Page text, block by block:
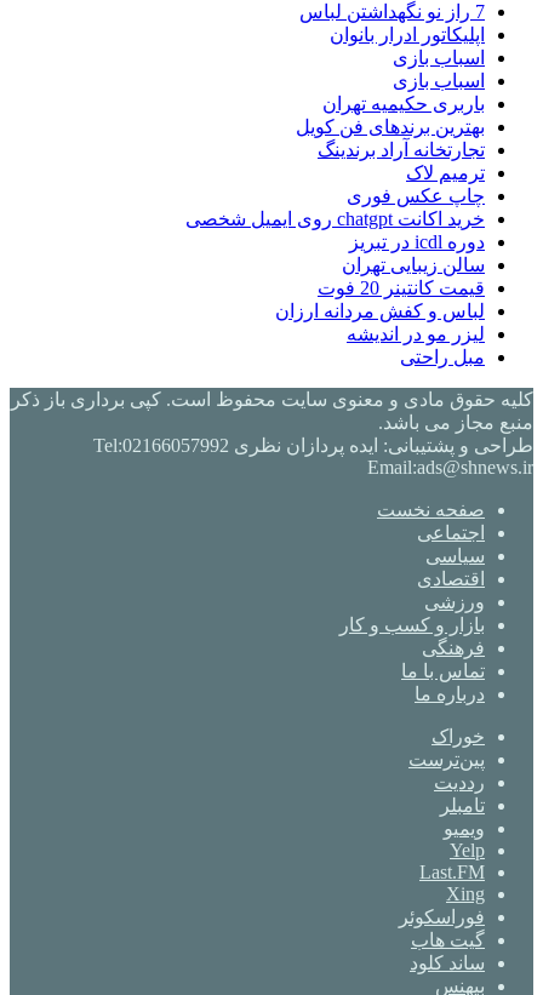
7 راز نو نگهداشتن لباس
اپلیکاتور ادرار بانوان
اسباب بازی
اسباب بازی
باربری حکیمیه تهران
بهترین برندهای فن کویل
تجارتخانه آراد برندینگ
ترمیم لاک
چاپ عکس فوری
خرید اکانت chatgpt روی ایمیل شخصی
دوره icdl در تبریز
سالن زیبایی تهران
قیمت کانتینر 20 فوت
لباس و کفش مردانه ارزان
لیزر مو در اندیشه
مبل راحتی
کلیه حقوق مادی و معنوی سایت محفوظ است. کپی برداری باز ذکر
منبع مجاز می باشد.
طراحی و پشتیبانی: ایده پردازان نظری Tel:02166057992
Email:ads@shnews.ir
صفحه نخست
اجتماعی
سیاسی
اقتصادی
ورزشی
بازار و کسب و کار
فرهنگی
تماس با ما
درباره ما
خوراک
‫پین‌ترست
‫رددیت
‫تامبلر
ویمیو
Yelp
Last.FM
Xing
فوراسکوئر
گیت ‌هاب
ساند کلود
بیهنس